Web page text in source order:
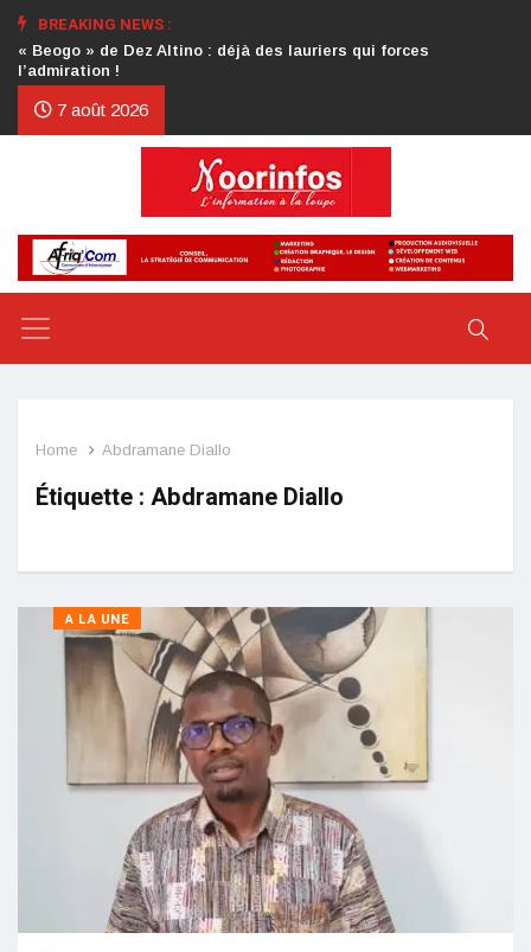
BREAKING NEWS :
Crise au CDP : l’authentification de la lettre du président
d’honneur toujours attendue
7 août 2026
Home Abdramane Diallo
Étiquette : Abdramane Diallo
A LA UNE